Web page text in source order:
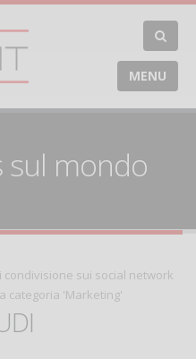
MENU
sul mondo
sui social network
categoria 'Marketing'